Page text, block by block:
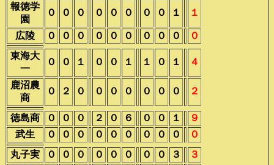
報徳学
園
０ ０ ０ ０ ０ ０ ０ ０ １ １
広陵 ０ ０ ０ ０ ０ ０ ０ ０ ０
０
東海大
一
０ ０ １ ０ ０ １ １ ０ １ ４
鹿沼農
商
０ ２ ０ ０ ０ ０ ０ ０ ０ ２
徳島商 ０ ０ ０ ２ ０ ６ ０ ０ １
９
武生
０ ０ ０ ０ ０ ０ ０ ０ ０
０
丸子実
０ ０ ０ ０ ０ ０ ０ ０ ３
３